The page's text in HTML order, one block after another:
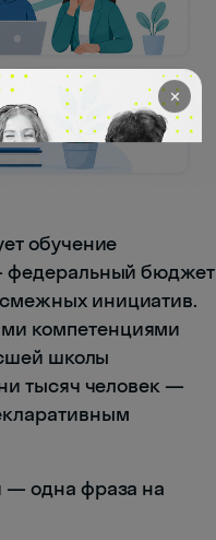
обучение
федеральный бюджет
инициатив.
компетенциями
школы
тысяч человек —
— одна фраза на
✕